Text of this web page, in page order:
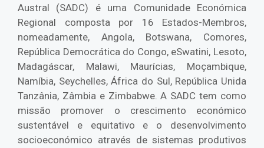
Austral (SADC) é uma Comunidade Económica
Regional composta por 16 Estados-Membros,
nomeadamente, Angola, Botswana, Comores,
República Democrática do Congo, eSwatini, Lesoto,
Madagáscar, Malawi, Maurícias, Moçambique,
Namíbia, Seychelles, África do Sul, República Unida
Tanzânia, Zâmbia e Zimbabwe. A SADC tem como
missão promover o crescimento económico
sustentável e equitativo e o desenvolvimento
socioeconómico através de sistemas produtivos